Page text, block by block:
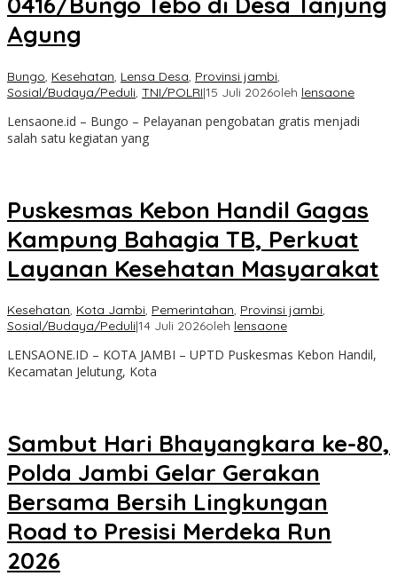
Agung
Bungo, Kesehatan, Lensa Desa, Provinsi jambi,
Sosial/Budaya/Peduli, TNI/POLRI|15 Juli 2026oleh lensaone
Lensaone.id – Bungo – Pelayanan pengobatan gratis menjadi
salah satu kegiatan yang
Puskesmas Kebon Handil Gagas
Kampung Bahagia TB, Perkuat
Layanan Kesehatan Masyarakat
Kesehatan, Kota Jambi, Pemerintahan, Provinsi jambi,
Sosial/Budaya/Peduli|14 Juli 2026oleh lensaone
LENSAONE.ID – KOTA JAMBI – UPTD Puskesmas Kebon Handil,
Kecamatan Jelutung, Kota
Sambut Hari Bhayangkara ke-80,
Polda Jambi Gelar Gerakan
Bersama Bersih Lingkungan
Road to Presisi Merdeka Run
2026